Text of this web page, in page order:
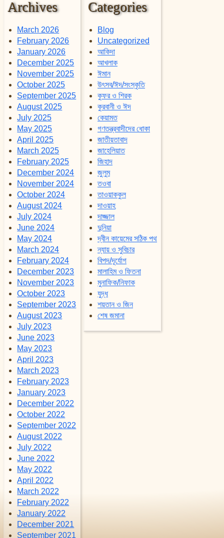
Archives
March 2026
February 2026
January 2026
December 2025
November 2025
October 2025
September 2025
August 2025
July 2025
May 2025
April 2025
March 2025
February 2025
December 2024
November 2024
October 2024
August 2024
July 2024
June 2024
May 2024
March 2024
February 2024
December 2023
November 2023
October 2023
September 2023
August 2023
July 2023
June 2023
May 2023
April 2023
March 2023
February 2023
January 2023
December 2022
October 2022
September 2022
August 2022
July 2022
June 2022
May 2022
April 2022
March 2022
February 2022
January 2022
December 2021
September 2021
Categories
Blog
Uncategorized
আকিদা
আখলাক
ঈমান
উৎসব/ঈদ/সংস্কৃতি
কুফর ও শিরক
কুরবানী ও ঈদ
কেয়ামত
গণতন্ত্রবাদীদের ধোকা
জাতীয়তাবাদ
জাহেলিয়াত
জিহাদ
জুলুম
তওবা
তাওয়াককুল
দাওয়াহ
দাজ্জাল
দুনিয়া
দ্বীন কায়েমের সঠিক পথ
ন্যায় ও সুবিচার
বিপদ/দূর্যোগ
মালাহিম ও ফিতনা
মুনাফিক/নিফাক
যুদ্ধ
শয়তান ও জিন
শেষ জমানা